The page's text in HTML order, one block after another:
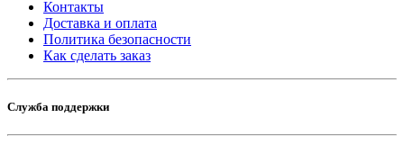
Контакты
Доставка и оплата
Политика безопасности
Как сделать заказ
Служба поддержки